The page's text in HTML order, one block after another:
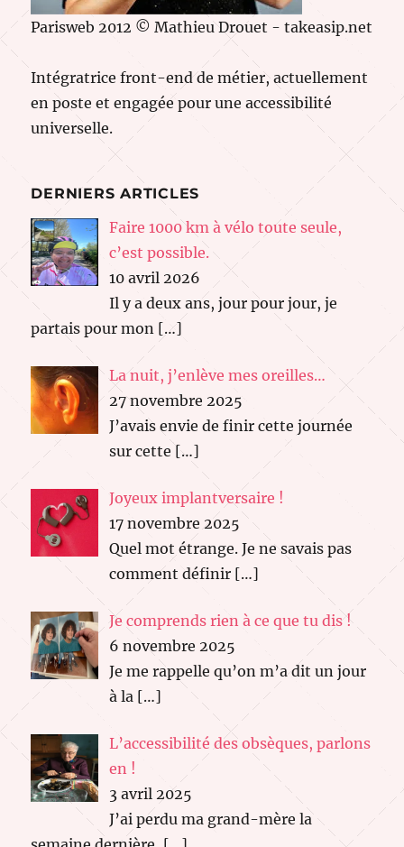
Parisweb 2012 © Mathieu Drouet - takeasip.net
Intégratrice front-end de métier, actuellement
en poste et engagée pour une accessibilité
universelle.
DERNIERS ARTICLES
Faire 1000 km à vélo toute seule,
c’est possible.
10 avril 2026
Il y a deux ans, jour pour jour, je
partais pour mon […]
La nuit, j’enlève mes oreilles…
27 novembre 2025
J’avais envie de finir cette journée
sur cette […]
Joyeux implantversaire !
17 novembre 2025
Quel mot étrange. Je ne savais pas
comment définir […]
Je comprends rien à ce que tu dis !
6 novembre 2025
Je me rappelle qu’on m’a dit un jour
à la […]
L’accessibilité des obsèques, parlons
en !
3 avril 2025
J’ai perdu ma grand-mère la